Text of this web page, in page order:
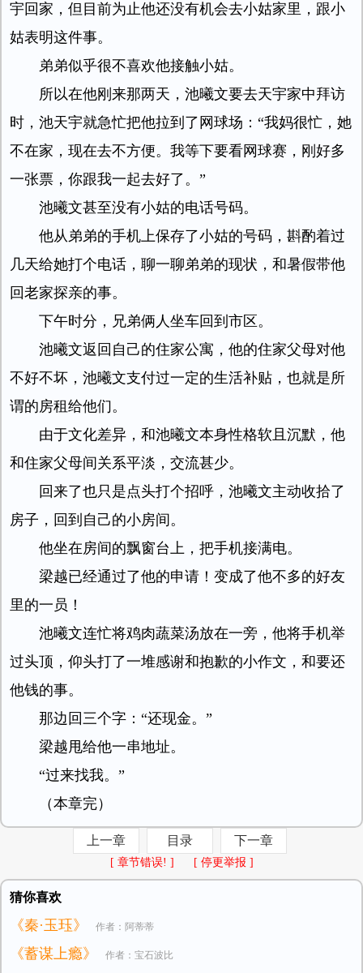
宇回家，但目前为止他还没有机会去小姑家里，跟小
姑表明这件事。
弟弟似乎很不喜欢他接触小姑。
所以在他刚来那两天，池曦文要去天宇家中拜访
时，池天宇就急忙把他拉到了网球场：“我妈很忙，她
不在家，现在去不方便。我等下要看网球赛，刚好多
一张票，你跟我一起去好了。”
池曦文甚至没有小姑的电话号码。
他从弟弟的手机上保存了小姑的号码，斟酌着过
几天给她打个电话，聊一聊弟弟的现状，和暑假带他
回老家探亲的事。
下午时分，兄弟俩人坐车回到市区。
池曦文返回自己的住家公寓，他的住家父母对他
不好不坏，池曦文支付过一定的生活补贴，也就是所
谓的房租给他们。
由于文化差异，和池曦文本身性格软且沉默，他
和住家父母间关系平淡，交流甚少。
回来了也只是点头打个招呼，池曦文主动收拾了
房子，回到自己的小房间。
他坐在房间的飘窗台上，把手机接满电。
梁越已经通过了他的申请！变成了他不多的好友
里的一员！
池曦文连忙将鸡肉蔬菜汤放在一旁，他将手机举
过头顶，仰头打了一堆感谢和抱歉的小作文，和要还
他钱的事。
那边回三个字：“还现金。”
梁越甩给他一串地址。
“过来找我。”
（本章完）
上一章 目录 下一章
[ 章节错误! ] [ 停更举报 ]
猜你喜欢
《秦·玉珏》 作者：阿蒂蒂
《蓄谋上瘾》 作者：宝石波比